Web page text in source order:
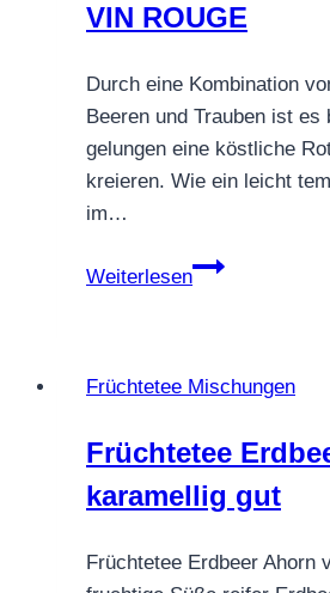
VIN ROUGE
Durch eine Kombination
Beeren und Trauben ist es
gelungen eine köstliche
kreieren. Wie ein leicht
im…
Weiterlesen
FRÜCHTETEE
ROUGE
Früchtetee Mischungen
Früchtetee
karamellig gut
Früchtetee Erdbeer Ahorn